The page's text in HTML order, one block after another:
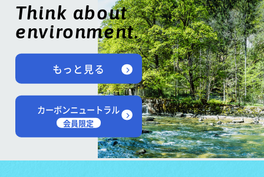
Think about
environment.
もっと見る
カーボンニュートラル
会員限定